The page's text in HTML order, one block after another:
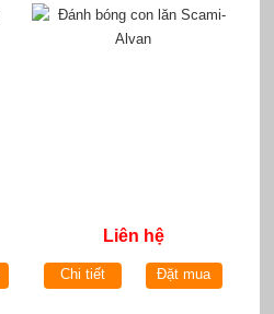
Liên hệ
Chi tiết Đặt mua